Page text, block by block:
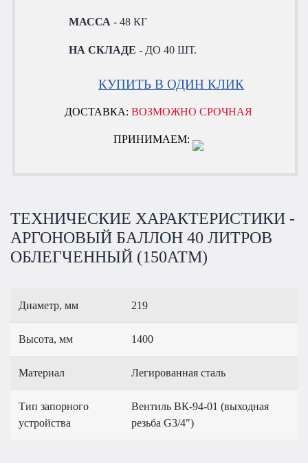
МАССА - 48 КГ
НА СКЛАДЕ - ДО 40 ШТ.
КУПИТЬ В ОДИН КЛИК
ДОСТАВКА:ВОЗМОЖНО СРОЧНАЯ
ПРИНИМАЕМ:
ТЕХНИЧЕСКИЕ ХАРАКТЕРИСТИКИ -
АРГОНОВЫЙ БАЛЛОН 40 ЛИТРОВ
ОБЛЕГЧЕННЫЙ (150АТМ)
Диаметр, мм 219
Высота, мм 1400
Материал Легированная сталь
Тип запорного
устройства
Вентиль ВК-94-01 (выходная
резьба G3/4")